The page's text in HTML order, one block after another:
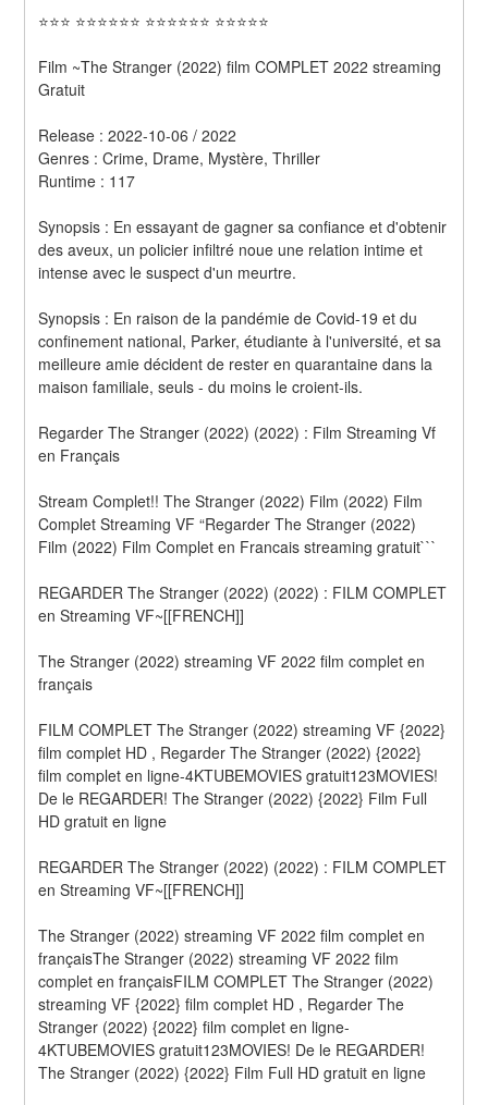
⭐⭐⭐ ⭐⭐⭐⭐⭐⭐ ⭐⭐⭐⭐⭐⭐ ⭐⭐⭐⭐⭐
Film ~The Stranger (2022) film COMPLET 2022 streaming
Gratuit
Release : 2022-10-06 / 2022
Genres : Crime, Drame, Mystère, Thriller
Runtime : 117
Synopsis : En essayant de gagner sa confiance et d'obtenir
des aveux, un policier infiltré noue une relation intime et
intense avec le suspect d'un meurtre.
Synopsis : En raison de la pandémie de Covid-19 et du
confinement national, Parker, étudiante à l'université, et sa
meilleure amie décident de rester en quarantaine dans la
maison familiale, seuls - du moins le croient-ils.
Regarder The Stranger (2022) (2022) : Film Streaming Vf
en Français
Stream Complet!! The Stranger (2022) Film (2022) Film
Complet Streaming VF “Regarder The Stranger (2022)
Film (2022) Film Complet en Francais streaming gratuit```
REGARDER The Stranger (2022) (2022) : FILM COMPLET
en Streaming VF~[[FRENCH]]
The Stranger (2022) streaming VF 2022 film complet en
français
FILM COMPLET The Stranger (2022) streaming VF {2022}
film complet HD , Regarder The Stranger (2022) {2022}
film complet en ligne-4KTUBEMOVIES gratuit123MOVIES!
De le REGARDER! The Stranger (2022) {2022} Film Full
HD gratuit en ligne
REGARDER The Stranger (2022) (2022) : FILM COMPLET
en Streaming VF~[[FRENCH]]
The Stranger (2022) streaming VF 2022 film complet en
françaisThe Stranger (2022) streaming VF 2022 film
complet en françaisFILM COMPLET The Stranger (2022)
streaming VF {2022} film complet HD , Regarder The
Stranger (2022) {2022} film complet en ligne-
4KTUBEMOVIES gratuit123MOVIES! De le REGARDER!
The Stranger (2022) {2022} Film Full HD gratuit en ligne